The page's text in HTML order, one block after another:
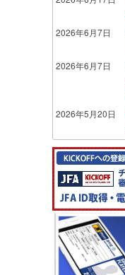
2026年6月7日
2026年6月7日
2026年5月20日